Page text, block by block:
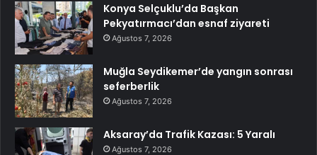
Konya Selçuklu’da Başkan
Pekyatırmacı’dan esnaf ziyareti
Ağustos 7, 2026
Muğla Seydikemer’de yangın sonrası
seferberlik
Ağustos 7, 2026
Aksaray’da Trafik Kazası: 5 Yaralı
Ağustos 7, 2026